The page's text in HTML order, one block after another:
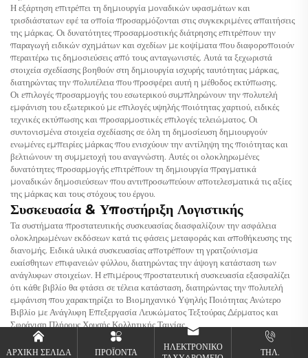
Η εξάρτηση επιτρέπει τη δημιουργία μοναδικών υφασμάτων και
τρισδιάστατων εφέ τα οποία προσαρμόζονται στις συγκεκριμένες απαιτήσεις
της μάρκας. Οι δυνατότητες προσαρμοστικής διάτρησης επιτρέπουν την
παραγωγή ειδικών σχημάτων και σχεδίων με κοψίματα που διαφοροποιούν
περαιτέρω τις δημοσιεύσεις από τους ανταγωνιστές. Αυτά τα ξεχωριστά
στοιχεία σχεδίασης βοηθούν στη δημιουργία ισχυρής ταυτότητας μάρκας,
διατηρώντας την πολυτέλεια που προσφέρει αυτή η μέθοδος εκτύπωσης.
Οι επιλογές προσαρμογής του εσωτερικού συμπληρώνουν την πολυτελή
εμφάνιση του εξωτερικού με επιλογές υψηλής ποιότητας χαρτιού, ειδικές
τεχνικές εκτύπωσης και προσαρμοστικές επιλογές τελειώματος. Οι
συντονισμένα στοιχεία σχεδίασης σε όλη τη δημοσίευση δημιουργούν
ενωμένες εμπειρίες μάρκας που ενισχύουν την αντίληψη της ποιότητας και
βελτιώνουν τη συμμετοχή του αναγνώστη. Αυτές οι ολοκληρωμένες
δυνατότητες προσαρμογής επιτρέπουν τη δημιουργία πραγματικά
μοναδικών δημοσιεύσεων που αντιπροσωπεύουν αποτελεσματικά τις αξίες
της μάρκας και τους στόχους του έργου.
Συσκευασία & Υποστήριξη Λογιστικής
Τα συστήματα προστατευτικής συσκευασίας διασφαλίζουν την ασφάλεια
ολοκληρωμένων εκδόσεων κατά τις φάσεις μεταφοράς και αποθήκευσης της
διανομής. Ειδικά υλικά συσκευασίας αποτρέπουν τη γρατζούνισμα
ευαίσθητων επιφανειών φύλλου, διατηρώντας την άψογη κατάσταση των
ανάγλυφων στοιχείων. Η επιμέρους προστατευτική συσκευασία εξασφαλίζει
ότι κάθε βιβλίο θα φτάσει σε τέλεια κατάσταση, διατηρώντας την πολυτελή
εμφάνιση που χαρακτηρίζει το Βιομηχανικό Υψηλής Ποιότητας Ανώτερο
Βιβλίο με Ανάγλυφη Επεξεργασία Λευκώματος Τεξτούρας Δέρματος και
Σφράγιση Πλήρους Χρυσής Κολλητικής Ταινίας.
Οι υπηρεσίες συντονισμού λογιστικής απλοποιούν τη διαδικασία διανομής
για διεθνείς πελάτες και έργα μεγάλης κλίμακας. Έμπειροι ειδικοί ναυτιλίας
ΑΡΧΙΚΗ ΣΕΛΙΔΑ ΠΡΟΪΌΝΤΑ
ΗΛΕΚΤΡΟΝΙΚΌ
ΤΗΛ.